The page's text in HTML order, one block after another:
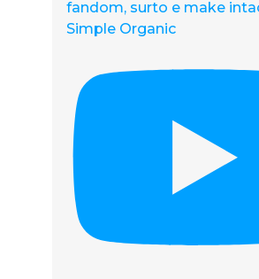
fandom, surto e make
Simple Organic